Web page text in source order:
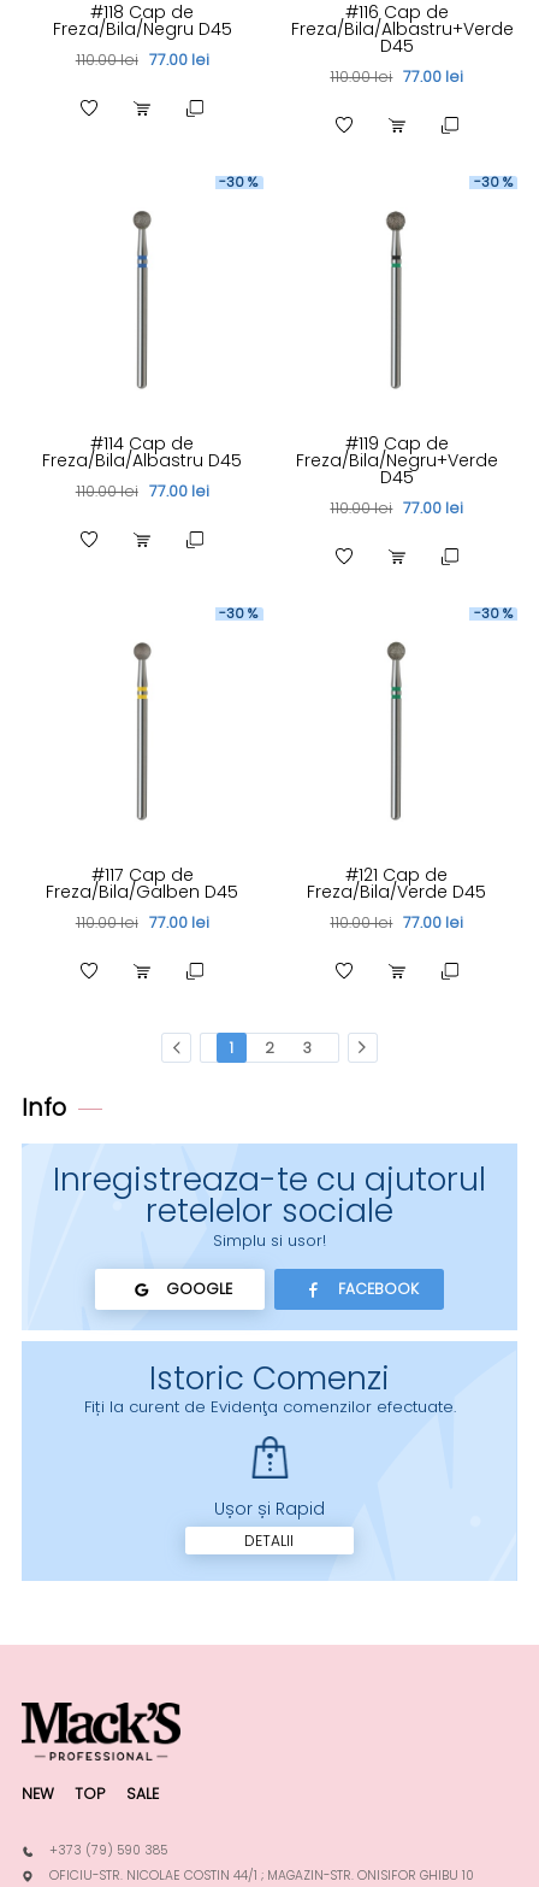
#118 Cap de
Freza/Bila/Negru D45
110.00 lei 77.00 lei
#116 Cap de
Freza/Bila/Albastru+Verde
D45
110.00 lei 77.00 lei
-30 %
#114 Cap de
Freza/Bila/Albastru D45
110.00 lei 77.00 lei
-30 %
#119 Cap de
Freza/Bila/Negru+Verde
D45
110.00 lei 77.00 lei
-30 %
#117 Cap de
Freza/Bila/Galben D45
110.00 lei 77.00 lei
-30 %
#121 Cap de
Freza/Bila/Verde D45
110.00 lei 77.00 lei
1 2 3
Info
Inregistreaza-te cu ajutorul
retelelor sociale
Simplu si usor!
GOOGLE FACEBOOK
Istoric Comenzi
Fiți la curent de Evidenţa comenzilor efectuate.
Ușor și Rapid
DETALII
NEW TOP SALE
+373 (79) 590 385
OFICIU-STR. NICOLAE COSTIN 44/1 ; MAGAZIN-STR. ONISIFOR GHIBU 10